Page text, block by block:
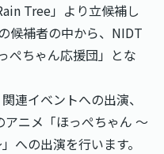
Tree」より立候補し
候補者の中から、NIDT
ぺちゃん応援団」とな
連イベントへの出演、
ニメ「ほっぺちゃん ～
への出演を行います。